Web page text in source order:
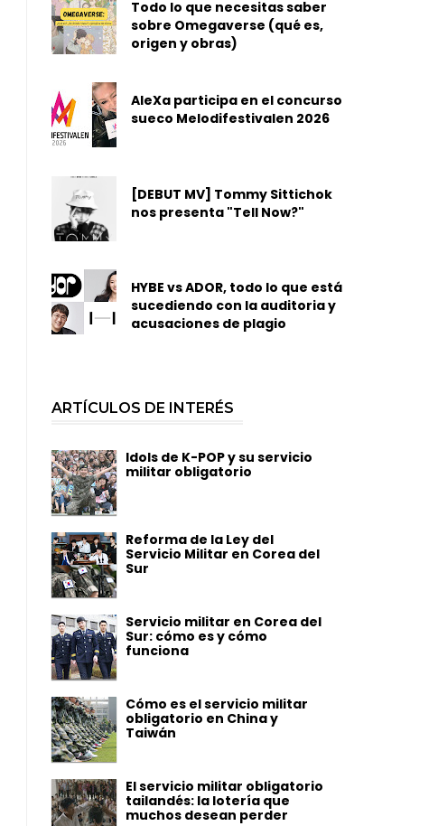
Todo lo que necesitas saber
sobre Omegaverse (qué es,
origen y obras)
AleXa participa en el concurso
sueco Melodifestivalen 2026
[DEBUT MV] Tommy Sittichok
nos presenta "Tell Now?"
HYBE vs ADOR, todo lo que está
sucediendo con la auditoria y
acusaciones de plagio
ARTÍCULOS DE INTERÉS
Idols de K-POP y su servicio
militar obligatorio
Reforma de la Ley del
Servicio Militar en Corea del
Sur
Servicio militar en Corea del
Sur: cómo es y cómo
funciona
Cómo es el servicio militar
obligatorio en China y
Taiwán
El servicio militar obligatorio
tailandés: la lotería que
muchos desean perder